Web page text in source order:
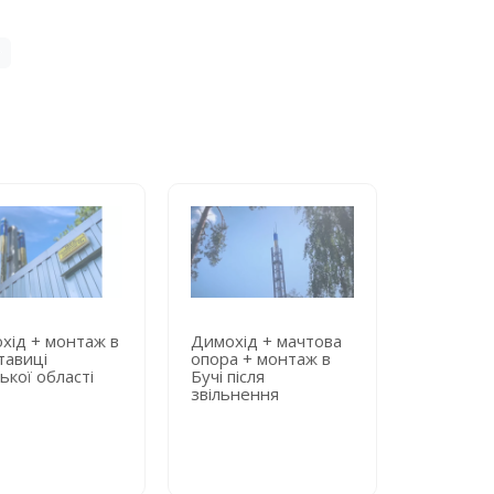
+ монтаж в
області
Димохід + мачтова
опора + монтаж в
Бучі після
звільнення